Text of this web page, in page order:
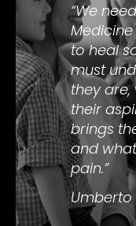
“We
to heal
must
they are,
their
brings
and
pain.”
Umberto